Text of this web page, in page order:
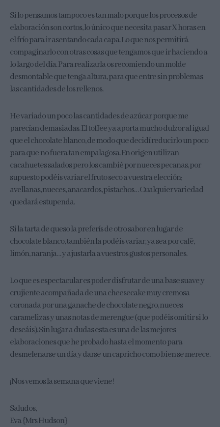
Si lo pensamos tampoco es tan malo porque los procesos de
elaboración son cortos, lo único que necesita pasar X horas en
el frío para ir asentando cada capa. Lo que nos permitirá
compaginarlo con otras cosas que tengamos que ir haciendo a
lo largo del día. Para realizarla os recomiendo un molde
desmontable que tenga altura, para que entre sin problemas
las cantidades de los rellenos.
He variado un poco las cantidades de azúcar porque me
parecían demasiadas. El toffee ya aporta mucho dulzor al igual
que el chocolate blanco, de modo que decidí reducirlo un poco
para que no fuera tan empalagosa. En origen utilizan
cacahuetes salados pero los cambié por nueces pecanas, por
supuesto podéis variar el fruto seco a vuestra elección;
avellanas, nueces, anacardos, pistachos… Cualquier variedad
quedará estupenda.
Si la tarta de queso la preferís de otro sabor en lugar de
chocolate blanco, también la podéis variar, ya sea por café,
limón, naranja… y ajustarla a vuestros gustos personales.
Lo que es espectacular es poder disfrutar de una base suave y
crujiente acompañada de una cheesecake muy cremosa
coronada por una ganache de chocolate negro, nueces
caramelizas y unas notas de merengue (que podéis omitir si lo
deseáis). Sin lugar a dudas esta es una de las mejores
elaboraciones que he probado hasta el momento para
desmelenarse un día y darse un capricho como bien se merece.
¡Nos vemos la semana que viene!
Saludos,
Eva {Mrs Hudson}